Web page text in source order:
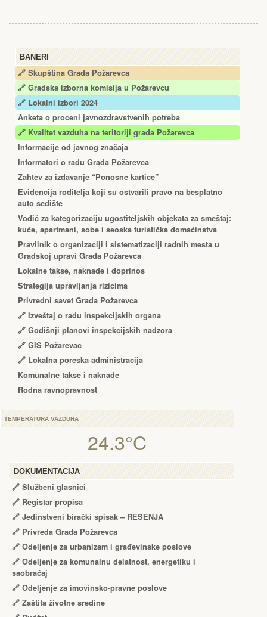
BANERI
🔗 Skupština Grada Požarevca
🔗 Gradska izborna komisija u Požarevcu
🔗 Lokalni izbori 2024
Anketa o proceni javnozdravstvenih potreba
🔗 Kvalitet vazduha na teritoriji grada Požarevca
Informacije od javnog značaja
Informatori o radu Grada Požarevca
Zahtev za izdavanje “Ponosne kartice”
Еvidencija roditelja koji su ostvarili pravo na besplatno
auto sedište
Vodič za kategorizaciju ugostiteljskih objekata za smeštaj:
kuće, apartmani, sobe i seoska turistička domaćinstva
Pravilnik o organizaciji i sistematizaciji radnih mesta u
Gradskoj upravi Grada Požarevca
Lokalne takse, naknade i doprinos
Strategija upravljanja rizicima
Privredni savet Grada Požarevca
🔗 Izveštaj o radu inspekcijskih organa
🔗 Godišnji planovi inspekcijskih nadzora
🔗 GIS Požarevac
🔗 Lokalna poreska administracija
Komunalne takse i naknade
Rodna ravnopravnost
TEMPERATURA VAZDUHA
24.3°C
DOKUMENTACIJA
🔗 Službeni glasnici
🔗 Registar propisa
🔗 Jedinstveni birački spisak – RЕŠЕNJA
🔗 Privreda Grada Požarevca
🔗 Odeljenje za urbanizam i građevinske poslove
🔗 Odeljenje za komunalnu delatnost, energetiku i
saobraćaj
🔗 Odeljenje za imovinsko-pravne poslove
🔗 Zaštita životne sredine